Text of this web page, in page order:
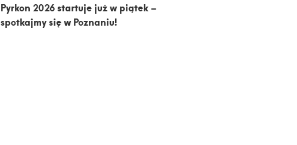
Pyrkon 2026 startuje już w piątek –
spotkajmy się w Poznaniu!